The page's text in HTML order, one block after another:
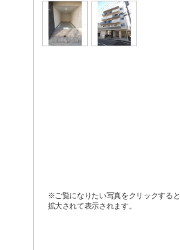
※ご覧になりたい写真をクリックすると
拡大されて表示されます。